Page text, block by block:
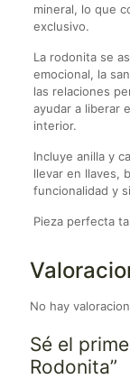
mineral, lo que
exclusivo.
La rodonita se
emocional, la
las relaciones
ayudar a liberar
interior.
Incluye anilla y
llevar en llaves,
funcionalidad y
Pieza perfecta
No hay
Sé el
Rodonita”